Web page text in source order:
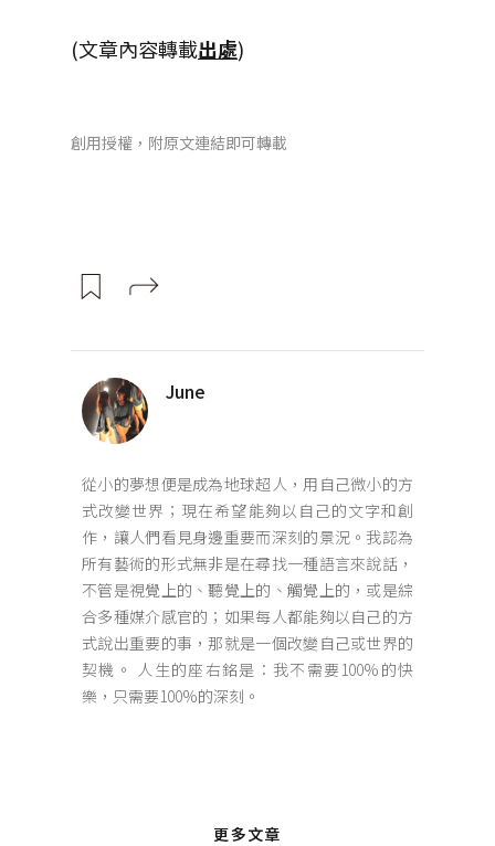
(文章內容轉載出處)
創用授權，附原文連結即可轉載
June
從小的夢想便是成為地球超人，用自己微小的方
式改變世界；現在希望能夠以自己的文字和創
作，讓人們看見身邊重要而深刻的景況。我認為
所有藝術的形式無非是在尋找一種語言來說話，
不管是視覺上的、聽覺上的、觸覺上的，或是綜
合多種媒介感官的；如果每人都能夠以自己的方
式說出重要的事，那就是一個改變自己或世界的
契機。 人生的座右銘是：我不需要100%的快
樂，只需要100%的深刻。
更多文章